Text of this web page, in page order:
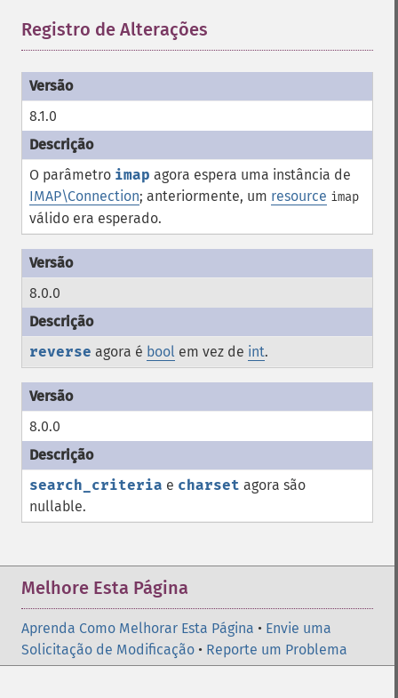
Registro de Alterações
8.1.0
O parâmetro imap agora espera uma instância de
IMAP\Connection; anteriormente, um resource imap
válido era esperado.
8.0.0
reverse agora é bool em vez de int.
8.0.0
search_criteria e charset agora são
nullable.
Melhore Esta Página
Aprenda Como Melhorar Esta Página • Envie uma
Solicitação de Modificação • Reporte um Problema